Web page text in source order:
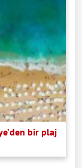
bir plaj